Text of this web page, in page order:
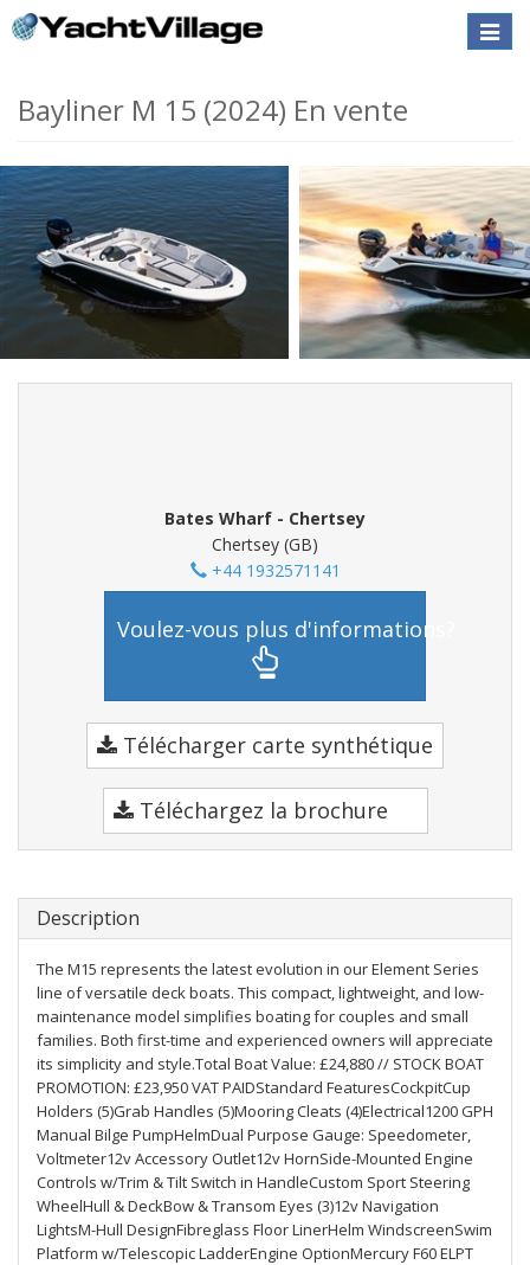
Toggle
Bayliner M 15 (2024) En vente
Bates Wharf - Chertsey
Chertsey (GB)
+44 1932571141
Voulez-vous plus d'informations?
Télécharger carte synthétique
Téléchargez la brochure
Description
The M15 represents the latest evolution in our Element Series
line of versatile deck boats. This compact, lightweight, and low-
maintenance model simplifies boating for couples and small
families. Both first-time and experienced owners will appreciate
its simplicity and style.Total Boat Value: £24,880 // STOCK BOAT
PROMOTION: £23,950 VAT PAIDStandard FeaturesCockpitCup
Holders (5)Grab Handles (5)Mooring Cleats (4)Electrical1200 GPH
Manual Bilge PumpHelmDual Purpose Gauge: Speedometer,
Voltmeter12v Accessory Outlet12v HornSide-Mounted Engine
Controls w/Trim & Tilt Switch in HandleCustom Sport Steering
WheelHull & DeckBow & Transom Eyes (3)12v Navigation
LightsM-Hull DesignFibreglass Floor LinerHelm WindscreenSwim
Platform w/Telescopic LadderEngine OptionMercury F60 ELPT